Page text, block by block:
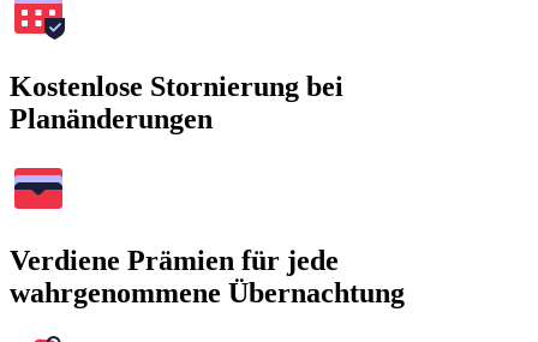
Kostenlose Stornierung bei
Planänderungen
Verdiene Prämien für jede
wahrgenommene Übernachtung